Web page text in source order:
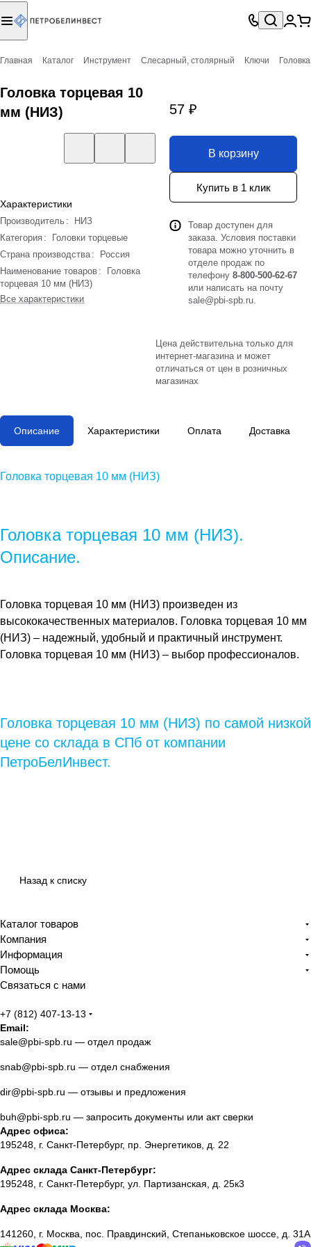
Главная Каталог Инструмент Слесарный, столярный Ключи
Головка торцевая 10
мм (НИЗ)
Характеристики
Производитель :
НИЗ
Категория :
Головки торцевые
Страна производства :
Россия
Наименование товаров :
Головка
торцевая 10 мм (НИЗ)
Все характеристики
57 ₽
В корзину
Купить в 1 клик
Товар доступен для
заказа. Условия поставки
товара можно уточнить в
отделе продаж по
телефону 8-800-500-62-67
или написать на почту
sale@pbi-spb.ru.
Цена действительна только для
интернет-магазина и может
отличаться от цен в розничных
магазинах
Описание Характеристики Оплата Доставка
Головка торцевая 10 мм (НИЗ)
Головка торцевая 10 мм (НИЗ).
Описание.
Головка торцевая 10 мм (НИЗ) произведен из
высококачественных материалов. Головка торцевая 10 мм
(НИЗ) – надежный, удобный и практичный инструмент.
Головка торцевая 10 мм (НИЗ) – выбор профессионалов.
Головка торцевая 10 мм (НИЗ) по самой низкой
цене со склада в СПб от компании
ПетроБелИнвест.
Назад к списку
Каталог товаров
Компания
Информация
Помощь
Связаться с нами
+7 (812) 407-13-13
Email:
sale@pbi-spb.ru — отдел продаж
snab@pbi-spb.ru — отдел снабжения
dir@pbi-spb.ru — отзывы и предложения
buh@pbi-spb.ru — запросить документы или акт сверки
Адрес офиса:
195248, г. Санкт-Петербург, пр. Энергетиков, д. 22
Адрес склада Санкт-Петербург:
195248, г. Санкт-Петербург, ул. Партизанская, д. 25к3
Адрес склада Москва:
141260, г. Москва, пос. Правдинский, Степаньковское шоссе, д. 31А